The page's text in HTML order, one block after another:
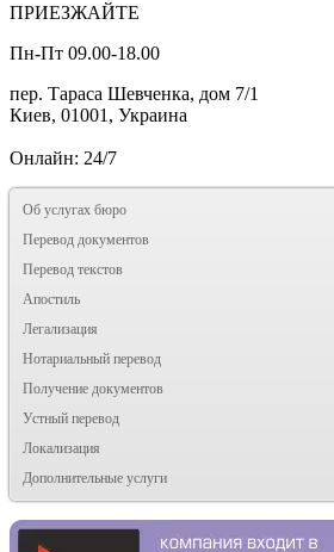
ПРИЕЗЖАЙТЕ
Пн-Пт 09.00-18.00
пер. Тараса Шевченка, дом 7/1
Киев, 01001, Украина
Онлайн: 24/7
Об услугах бюро
Перевод документов
Перевод текстов
Апостиль
Легализация
Нотариальный перевод
Получение документов
Устный перевод
Локализация
Дополнительные услуги